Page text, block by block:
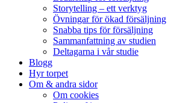
Storytelling – ett verktyg
Övningar för ökad försäljning
Snabba tips för försäljning
Sammanfattning av studien
Deltagarna i vår studie
Blogg
Hyr torpet
Om & andra sidor
Om cookies